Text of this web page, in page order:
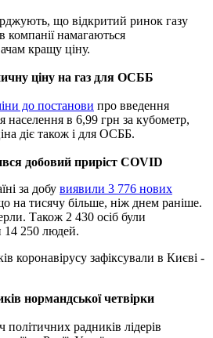
що відкритий ринок газу
намагаються
кращу ціну.
ціну на газ для ОСББ
до постанови про введення
населення в 6,99 грн за кубометр,
діє також і для ОСББ.
добовий приріст COVID
за добу виявили 3 776 нових
на тисячу більше, ніж днем ​​раніше.
Також 2 430 осіб були
14 250 людей.
коронавірусу зафіксували в Києві -
нормандської четвірки
політичних радників лідерів